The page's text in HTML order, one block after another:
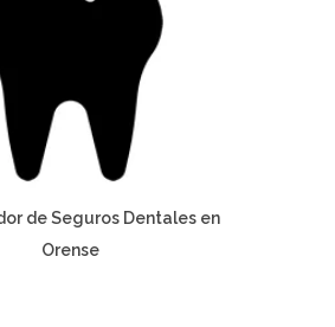
de Seguros Dentales en
Orense